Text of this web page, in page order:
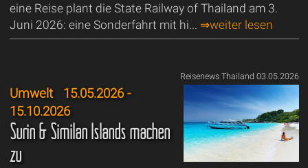
eine Reise plant die State Railway of Thailand am 3.
Juni 2026: eine Sonderfahrt mit hi... ⇒weiter lesen
Reisenews Thailand 03.05.2026
Umwelt15.05.2026 -
15.10.2026
Surin & Similan Islands machen
zu